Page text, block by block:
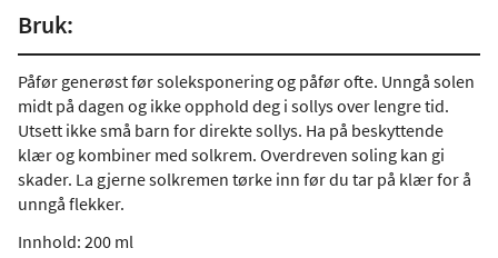
Bruk:
Påfør generøst før soleksponering og påfør ofte. Unngå solen
midt på dagen og ikke opphold deg i sollys over lengre tid.
Utsett ikke små barn for direkte sollys. Ha på beskyttende
klær og kombiner med solkrem. Overdreven soling kan gi
skader. La gjerne solkremen tørke inn før du tar på klær for å
unngå flekker.
Innhold: 200 ml